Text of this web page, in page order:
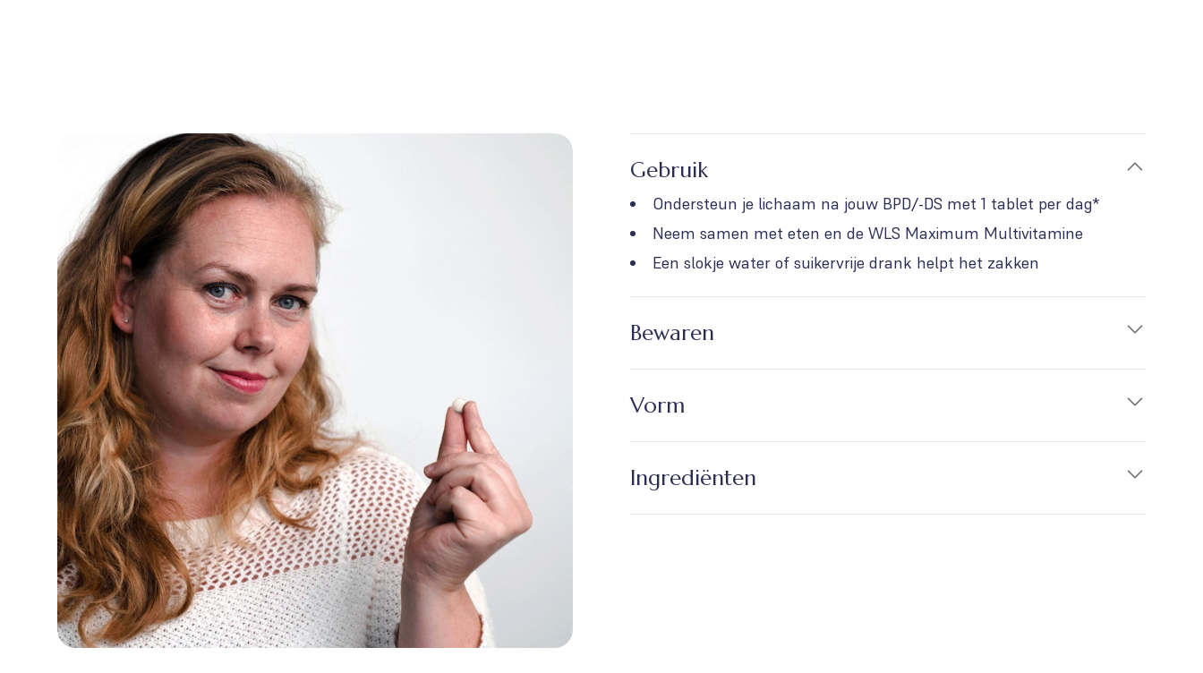
Gebruik
Ondersteun je lichaam na jouw BPD/-DS met 1 tablet per dag*
Neem samen met eten en de WLS Maximum Multivitamine
Een slokje water of suikervrije drank helpt het zakken
Bewaren
Vorm
Ingrediënten